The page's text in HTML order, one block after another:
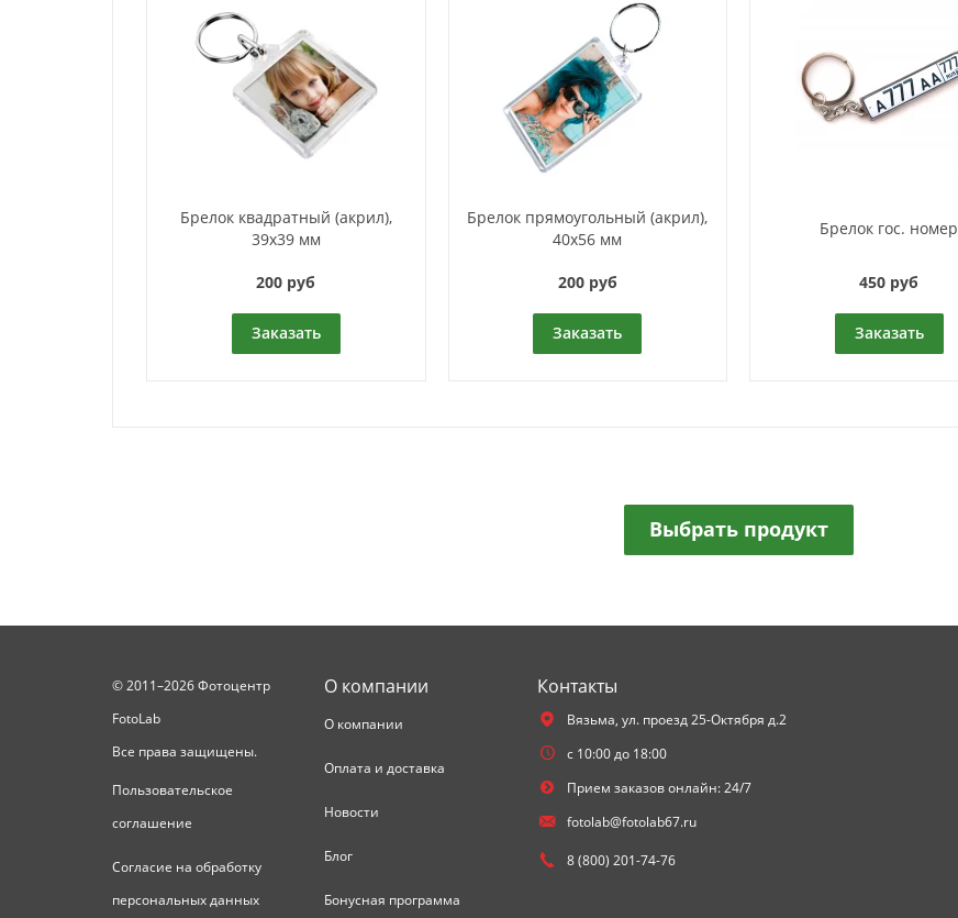
Брелок квадратный (акрил),
39х39 мм
200 руб
Заказать
Брелок прямоугольный (акрил),
40х56 мм
200 руб
Заказать
Брелок гос. номер
450 руб
Заказать
Выбрать продукт
© 2011–2026 Фотоцентр
FotoLab
Все права защищены.
Пользовательское
соглашение
Согласие на обработку
персональных данных
О компании
О компании
Оплата и доставка
Новости
Блог
Бонусная программа
Контакты
Вязьма, ул. проезд 25-Октября д.2
с 10:00 до 18:00
Прием заказов онлайн: 24/7
fotolab@fotolab67.ru
8 (800) 201-74-76